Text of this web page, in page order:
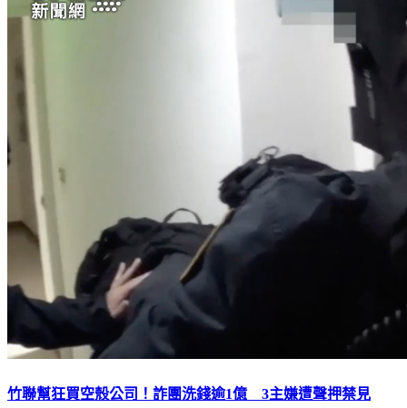
竹聯幫狂買空殼公司！詐團洗錢逾1億 3主嫌遭聲押禁見